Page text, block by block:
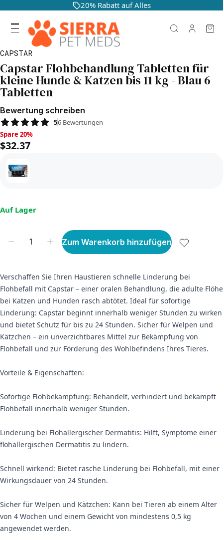
20% Rabatt auf Alles
CAPSTAR
Capstar Flohbehandlung Tabletten für
kleine Hunde & Katzen bis 11 kg - Blau 6
Tabletten
Bewertung schreiben
56 Bewertungen
Spare 20%, $32.37
Spare 20%
$32.37
Auf Lager
Zum Warenkorb hinzufügen
Verschaffen Sie Ihren Haustieren schnelle Linderung bei
Flohbefall mit Capstar – einer oralen Behandlung, die adulte Flöhe
bei Katzen und Hunden rasch abtötet. Ideal für sofortige
Linderung: Capstar beginnt innerhalb weniger Stunden zu wirken
und bietet Schutz für bis zu 24 Stunden. Sicher für Welpen und
Kätzchen – ein unverzichtbares Mittel zur Bekämpfung von
Flohbefall und zur Förderung des Wohlbefindens Ihres Tieres.
Vorteile & Eigenschaften:
Sofortige Flohbekämpfung: Behandelt, verhindert und bekämpft
Flohbefall innerhalb weniger Stunden.
Linderung bei Flohallergischer Dermatitis: Hilft, Symptome einer
flohallergischen Dermatitis zu lindern.
Schnell wirkend: Bietet rasche Linderung bei Flohbefall, mit einer
Wirkungsdauer von 24 Stunden.
Sicher für Welpen und Kätzchen: Kann bei Tieren ab einem Alter
von 4 Wochen und einem Gewicht von mindestens 0,5 kg
angewendet werden.